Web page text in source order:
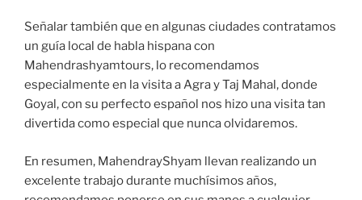
Señalar también que en algunas ciudades contratamos
un guía local de habla hispana con
Mahendrashyamtours, lo recomendamos
especialmente en la visita a Agra y Taj Mahal, donde
Goyal, con su perfecto español nos hizo una visita tan
divertida como especial que nunca olvidaremos.
En resumen, MahendrayShyam llevan realizando un
excelente trabajo durante muchísimos años,